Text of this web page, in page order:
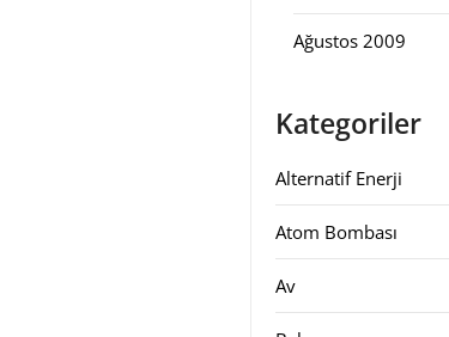
Ağustos 2009
Kategoriler
Alternatif Enerji
Atom Bombası
Av